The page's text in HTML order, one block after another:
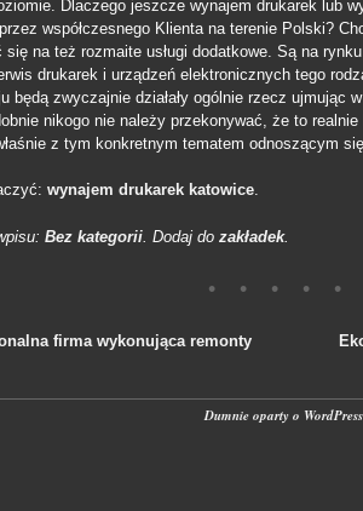
Dlaczego jeszcze wynajem drukarek lub
współczesnego Klienta na terenie Polski?
się na też rozmaite usługi dodatkowe. Są na
drukarek i urządzeń elektronicznych tego
będą zwyczajnie działały ogólnie rzecz ujmując
nikogo nie należy przekonywać, że to
z tym konkretnym tematem odnoszącym
wynajem drukarek katowice.
Bez kategorii . Dodaj do zakładek.
po wpisach
firma wykonująca remonty
Dumnie oparty o WordPress